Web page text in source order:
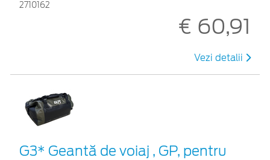
2710162
€ 60,91
Vezi detalii
G3* Geantă de voiaj , GP, pentru